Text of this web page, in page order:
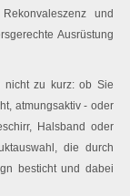
und
Ausrüstung
nicht zu kurz: ob Sie
atmungsaktiv - oder
Halsband oder
die durch
besticht und dabei